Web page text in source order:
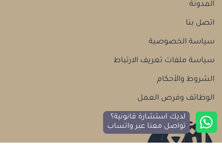
المدونة
اتصل بنا
سياسة الخصوصية
سياسة ملفات تعريف الارتباط
الشروط والأحكام
الوظائف وفرص العمل
لديك استشارة قانونية؟
تواصل معنا عبر واتساب